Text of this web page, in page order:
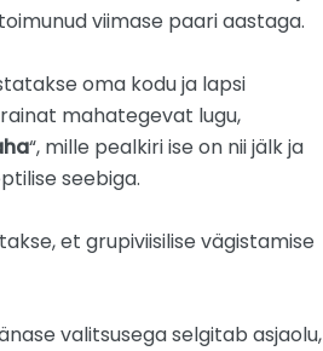
viimase paari aastaga.
oma kodu ja lapsi
mahategevat lugu,
“, mille pealkiri ise on nii jälk ja
seebiga.
et grupiviisilise vägistamise
valitsusega selgitab asjaolu,